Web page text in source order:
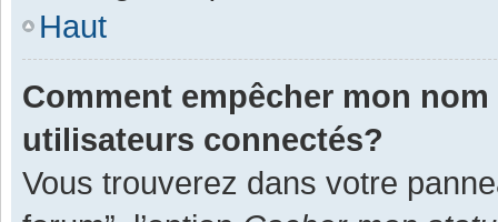
Haut
Comment empêcher mon
utilisateurs connectés?
Vous trouverez dans votre